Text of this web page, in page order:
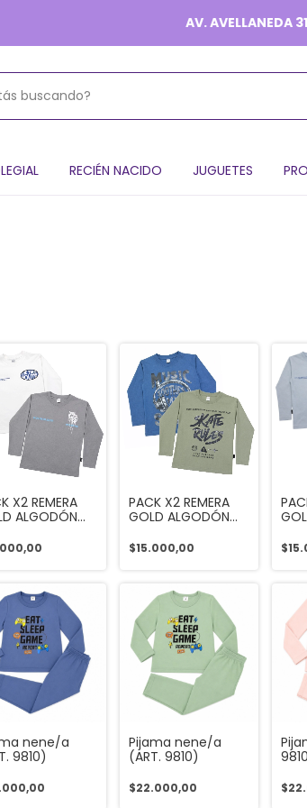
AV. AVELLANEDA 3118 O 3025 |
RECIÉN NACIDO JUGUETES
X2 REMERA
ALGODÓN
PACK X2 REMERA
GOLD ALGODÓN
$15.000,00
nene/a
9810)
Pijama nene/a
(ART. 9810)
$22.000,00